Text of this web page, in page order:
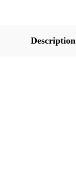
Description